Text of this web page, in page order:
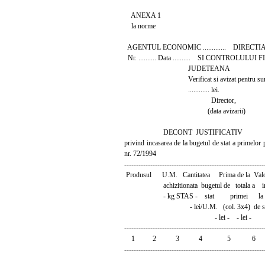
ANEXA 1
la norme
AGENTUL ECONOMIC .............
Nr. .......... Data .......... SI CONTROLULUI
JUDETEANA
Verificat si avizat pentru suma
............ lei.
Director,
(data avizarii)
DECONT JUSTIFICATIV
privind incasarea de la bugetul de stat a
nr. 72/1994
Produsul U.M. Cantitatea Prima de la
achizitionata bugetul de totala a
- kg STAS - stat primei la
- lei/U.M. (col. 3x4) de
- lei - - lei -
1 2 3 4 5 6